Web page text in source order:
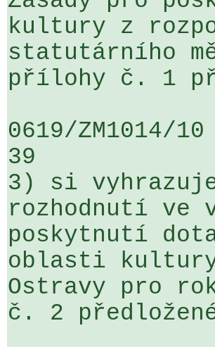
kultury z
statutárního
přílohy č. 1
0619/
39
3) si
rozhodnutí ve
poskytnutí
oblasti
Ostravy pro
č. 2